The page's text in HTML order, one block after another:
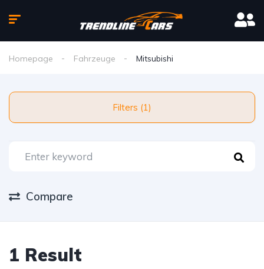
Homepage Fahrzeuge Mitsubishi
Filters (1)
Compare
1 Result